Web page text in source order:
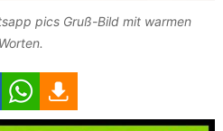
pics Gruß-Bild mit warmen
Worten.